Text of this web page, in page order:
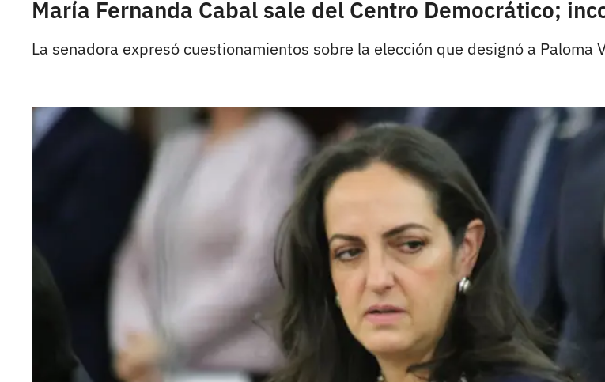
María Fernanda Cabal sale del Centro Democrático;
La senadora expresó cuestionamientos sobre la elección que designó a